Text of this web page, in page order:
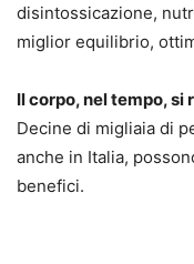
disintossicazione,
miglior equilibrio,
Il corpo, nel tempo, si
Decine di migliaia di
anche in Italia,
benefici.